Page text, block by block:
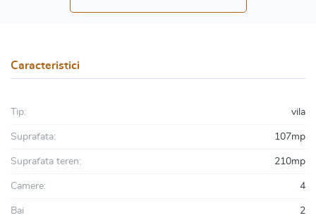
Caracteristici
Tip: vila
Suprafata: 107mp
Suprafata teren: 210mp
Camere: 4
Bai 2